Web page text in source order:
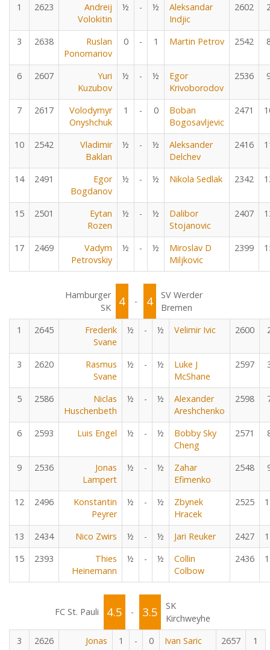
1
2623
Andreij
Volokitin
½ - ½
Aleksandar
Indjic
2602
3 2638
Ruslan
Ponomariov
0 - 1 Martin Petrov 2542
6 2607
Yuri
Kuzubov
½ - ½
Egor
Krivoborodov
2536
7 2617
Volodymyr
Onyshchuk
1 - 0
Boban
Bogosavljevic
2471
10 2542
Vladimir
Baklan
½ - ½
Aleksander
Delchev
2416
14 2491
Egor
Bogdanov
½ - ½ Nikola Sedlak 2342
15 2501
Eytan
Rozen
½ - ½
Dalibor
Stojanovic
2407
17 2469
Vadym
Petrovskiy
½ - ½
Miroslav D
Miljkovic
2399
Hamburger
SK
4 - 4
SV Werder
Bremen
1
2645
Frederik
Svane
½ - ½ Velimir Ivic 2600
3 2620
Rasmus
Svane
½ - ½
Luke J
McShane
2597
5 2586
Niclas
Huschenbeth
½ - ½
Alexander
Areshchenko
2598
6 2593 Luis Engel ½ - ½
Bobby Sky
Cheng
2571
9 2536
Jonas
Lampert
½ - ½
Zahar
Efimenko
2548
12 2496
Konstantin
Peyrer
½ - ½
Zbynek
Hracek
2525
13 2434 Nico Zwirs ½ - ½ Jari Reuker 2427
15
2393
Thies
Heinemann
½ - ½
Collin
Colbow
2436
FC St. Pauli 4.5 - 3.5
SK
Kirchweyhe
3
2626
Jonas
1 - 0 Ivan Saric 2657 1